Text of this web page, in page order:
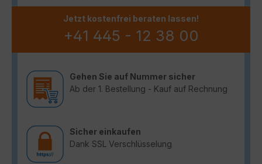
Jetzt kostenfrei beraten lassen!
+41 445 - 12 38 00
Gehen Sie auf Nummer sicher
Ab der 1. Bestellung - Kauf auf Rechnung
Sicher einkaufen
Dank SSL Verschlüsselung